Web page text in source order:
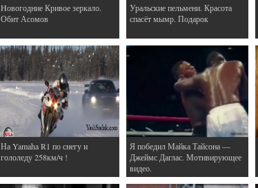
Hовогодние Кривое зеркало.
Обит Асомов
Уральские пельмени. Красота
спасёт мымр. Подарок
На Yamaha R1 по снегу и
гололеду 258км/ч !
Я победил Майка Тайсона —
Джеймс Даглас. Мотивирующее
видео.